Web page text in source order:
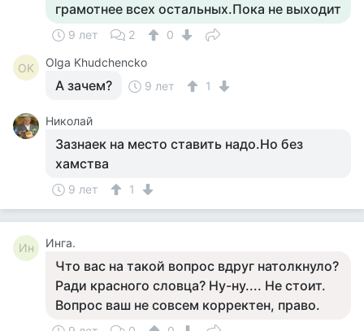
грамотнее всех остальных.Пока не выходит
9 лет 2 0
OK Olga Khudchencko
А зачем? 9 лет 1
Николай
Зазнаек на место ставить надо.Но без
хамства
9 лет 1
Ин Инга.
Что вас на такой вопрос вдруг натолкнуло?
Ради красного словца? Ну-ну.... Не стоит.
Вопрос ваш не совсем корректен, право.